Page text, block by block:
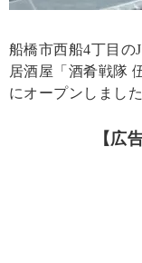
船橋市西船4丁目の
居酒屋「酒肴戦隊
にオープンしました
【広